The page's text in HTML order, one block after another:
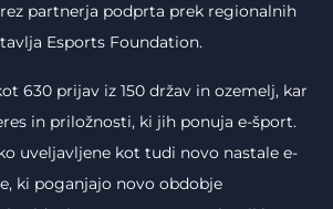
partnerja podprta prek regionalnih
Esports Foundation.
630 prijav iz 150 držav in ozemelj, kar
in priložnosti, ki jih ponuja e-šport.
uveljavljene kot tudi novo nastale e-
ki poganjajo novo obdobje